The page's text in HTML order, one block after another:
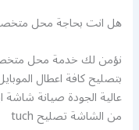
هل انت بحاجة محل
نؤمن لك خدمة محل
بتصليح كافة اعطال
عالية الجودة صيانة شاشة
من الشاشة تصليح tuch